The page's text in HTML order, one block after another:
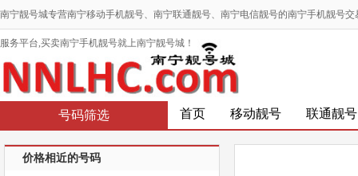
南宁靓号城专营南宁移动手机靓号、南宁联通靓号、南宁电信靓号的南宁手机靓号
服务平台,买卖南宁手机靓号就上南宁靓号城！
号码筛选 首页 移动靓号 联通靓号
价格相近的号码